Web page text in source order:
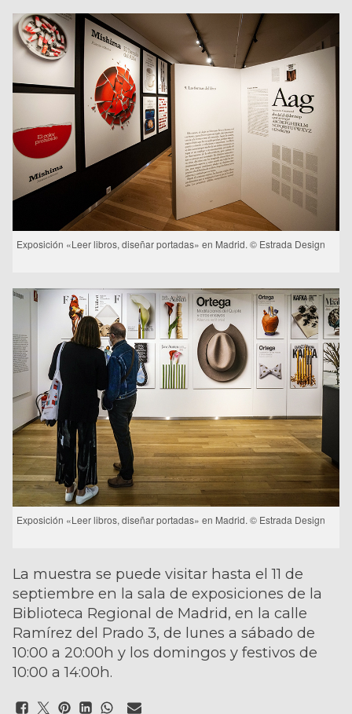
Exposición «Leer libros, diseñar portadas» en Madrid. © Estrada Design
Exposición «Leer libros, diseñar portadas» en Madrid. © Estrada Design
La muestra se puede visitar hasta el 11 de
septiembre en la sala de exposiciones de la
Biblioteca Regional de Madrid, en la calle
Ramírez del Prado 3, de lunes a sábado de
10:00 a 20:00h y los domingos y festivos de
10:00 a 14:00h.